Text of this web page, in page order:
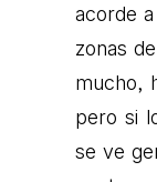
acorde
zonas
mucho,
pero si
se ve